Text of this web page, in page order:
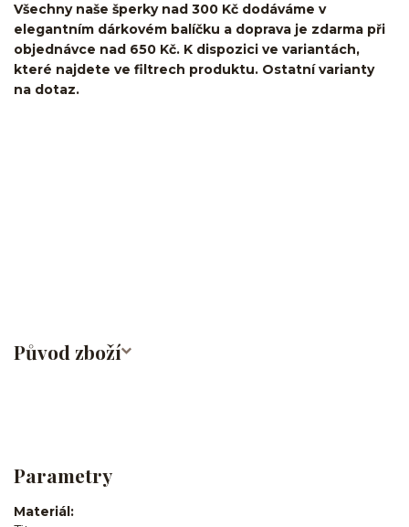
Všechny naše šperky nad 300 Kč dodáváme v
elegantním dárkovém balíčku a doprava je zdarma při
objednávce nad 650 Kč. K dispozici ve variantách,
které najdete ve filtrech produktu. Ostatní varianty
na dotaz.
Původ zboží
Parametry
Materiál